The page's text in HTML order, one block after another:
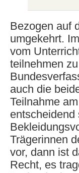
Bezogen auf
umgekehrt.
vom
teilnehmen
auch die
Teilnahme
entscheidend
Trägerinnen
vor, dann ist
Recht, es